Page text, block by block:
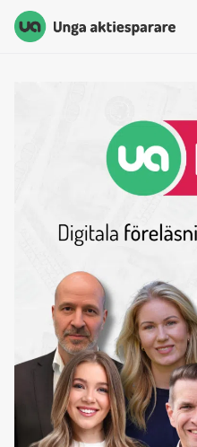
Unga Aktiesparare